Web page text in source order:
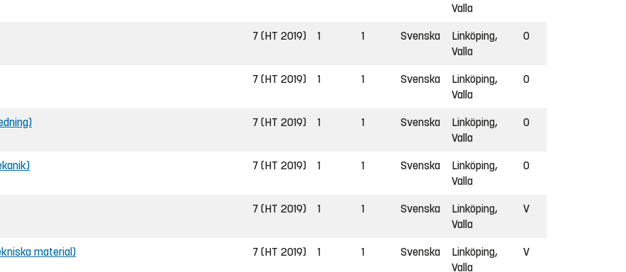
Valla
7 (HT 2019) 1 1 Svenska
Linköping,
Valla
O
7 (HT 2019) 1 1 Svenska
Linköping,
Valla
O
7 (HT 2019) 1 1 Svenska
Linköping,
Valla
O
7 (HT 2019) 1 1 Svenska
Linköping,
Valla
O
7 (HT 2019) 1 1 Svenska
Linköping,
Valla
V
material) 7 (HT 2019) 1 1 Svenska
Linköping,
Valla
V